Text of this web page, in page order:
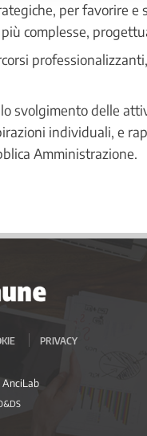
per favorire e
complesse,
svolgimento delle
individuali, e
Amministrazione.
PRIVACY
AnciLab